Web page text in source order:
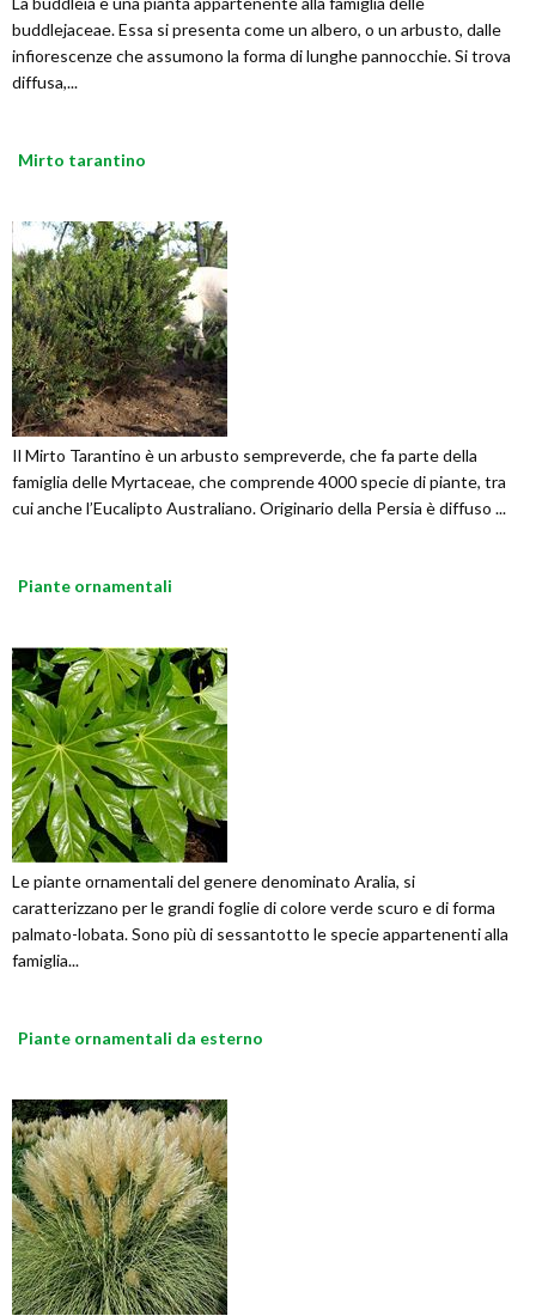
buddlejaceae. Essa si presenta come un albero, o un arbusto, dalle
infiorescenze che assumono la forma di lunghe pannocchie. Si trova
diffusa,...
Mirto tarantino
Il Mirto Tarantino è un arbusto sempreverde, che fa parte della
famiglia delle Myrtaceae, che comprende 4000 specie di piante, tra
cui anche l’Eucalipto Australiano. Originario della Persia è diffuso ...
Piante ornamentali
Le piante ornamentali del genere denominato Aralia, si
caratterizzano per le grandi foglie di colore verde scuro e di forma
palmato-lobata. Sono più di sessantotto le specie appartenenti alla
famiglia...
Piante ornamentali da esterno